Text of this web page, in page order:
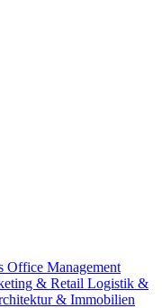
Office Management
& Retail Logistik &
& Immobilien